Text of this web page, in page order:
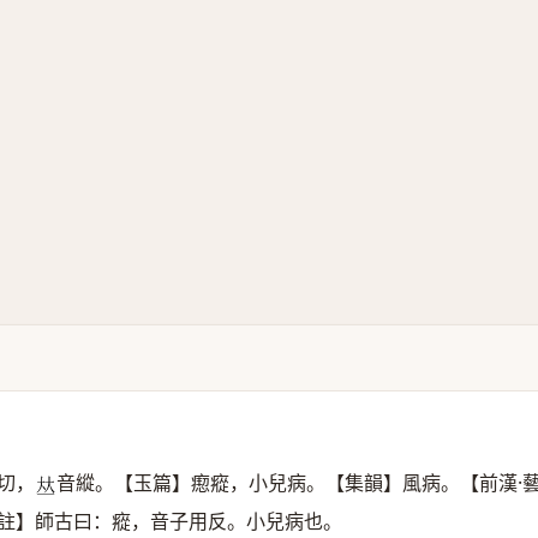
𠀤音縱。【玉篇】瘛瘲，小兒病。【集韻】風病。【前漢·
師古曰：瘲，音子用反。小兒病也。